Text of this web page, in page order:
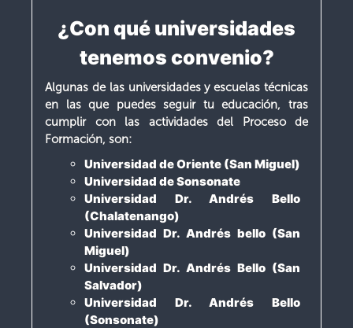
¿Con qué universidades
tenemos convenio?
Algunas de las universidades y escuelas técnicas
en las que puedes seguir tu educación, tras
cumplir con las actividades del Proceso de
Formación, son:
Universidad de Oriente (San Miguel)
Universidad de Sonsonate
Universidad Dr. Andrés Bello
(Chalatenango)
Universidad Dr. Andrés bello (San
Miguel)
Universidad Dr. Andrés Bello (San
Salvador)
Universidad Dr. Andrés Bello
(Sonsonate)